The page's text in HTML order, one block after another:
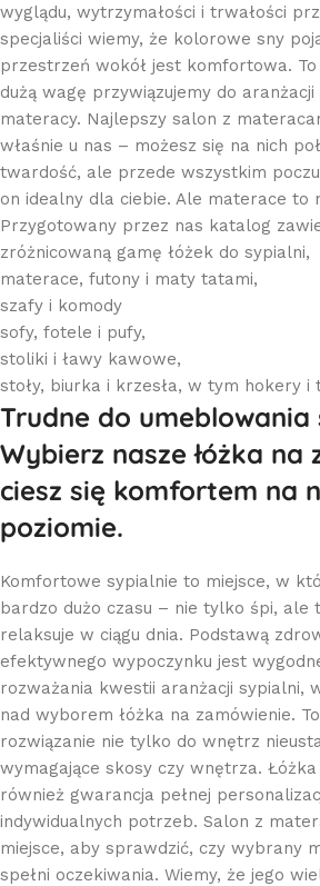
wyglądu, wytrzymałości i trwałości
specjaliści wiemy, że kolorowe sny
przestrzeń wokół jest komfortowa.
dużą wagę przywiązujemy do
materacy. Najlepszy salon z
właśnie u nas – możesz się na nich
twardość, ale przede wszystkim
on idealny dla ciebie. Ale materace to
Przygotowany przez nas katalog
zróżnicowaną gamę łóżek do sypialni,
materace, futony i maty tatami,
szafy i komody
sofy, fotele i pufy,
stoliki i ławy kawowe,
stoły, biurka i krzesła, w tym hokery i
Trudne do umeblowania
Wybierz nasze łóżka na
ciesz się komfortem na
poziomie.
Komfortowe sypialnie to miejsce, w
bardzo dużo czasu – nie tylko śpi, ale
relaksuje w ciągu dnia. Podstawą
efektywnego wypoczynku jest
rozważania kwestii aranżacji sypialni,
nad wyborem łóżka na zamówienie.
rozwiązanie nie tylko do wnętrz
wymagające skosy czy wnętrza.
również gwarancja pełnej
indywidualnych potrzeb. Salon z
miejsce, aby sprawdzić, czy wybrany
spełni oczekiwania. Wiemy, że jego